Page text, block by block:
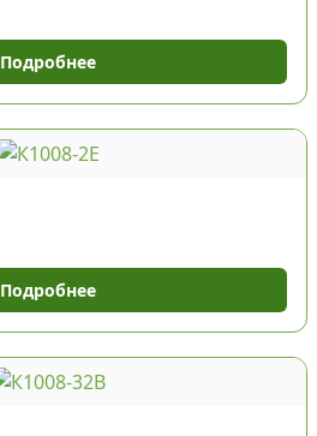
Подробнее
Подробнее